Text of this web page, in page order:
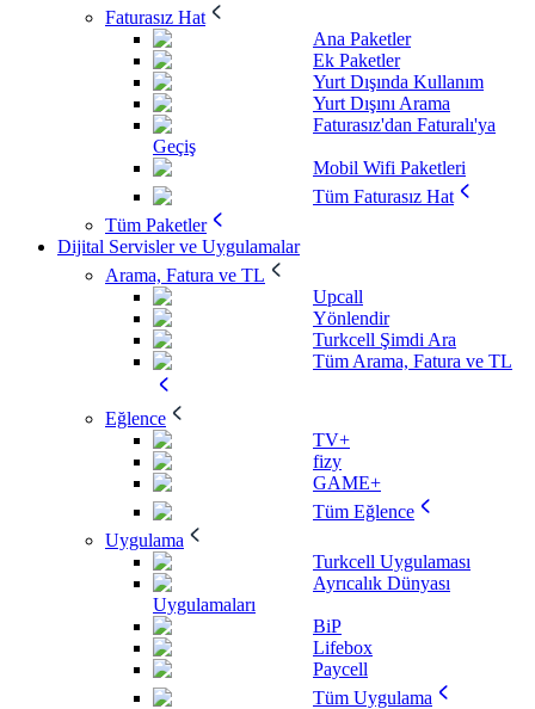
Faturasız Hat
Ana Paketler
Ek Paketler
Yurt Dışında Kullanım
Yurt Dışını Arama
Faturasız'dan Faturalı'ya
Geçiş
Mobil Wifi Paketleri
Tüm Faturasız Hat
Tüm Paketler
Dijital Servisler ve Uygulamalar
Arama, Fatura ve TL
Upcall
Yönlendir
Turkcell Şimdi Ara
Tüm Arama, Fatura ve TL
Eğlence
TV+
fizy
GAME+
Tüm Eğlence
Uygulama
Turkcell Uygulaması
Ayrıcalık Dünyası
Uygulamaları
BiP
Lifebox
Paycell
Tüm Uygulama